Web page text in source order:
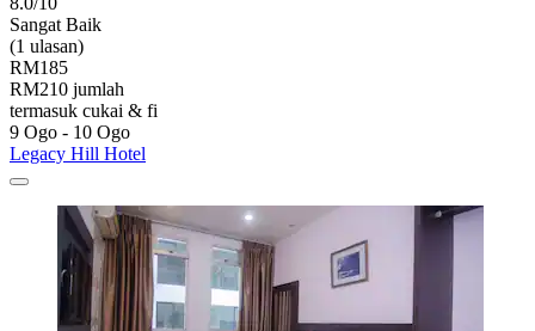
Sangat Baik
(1 ulasan)
RM185
RM210 jumlah
termasuk cukai & fi
9 Ogo - 10 Ogo
Legacy Hill Hotel